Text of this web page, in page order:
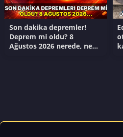
Son dakika depremler!
Deprem mi oldu? 8
Ağustos 2026 nerede, ne